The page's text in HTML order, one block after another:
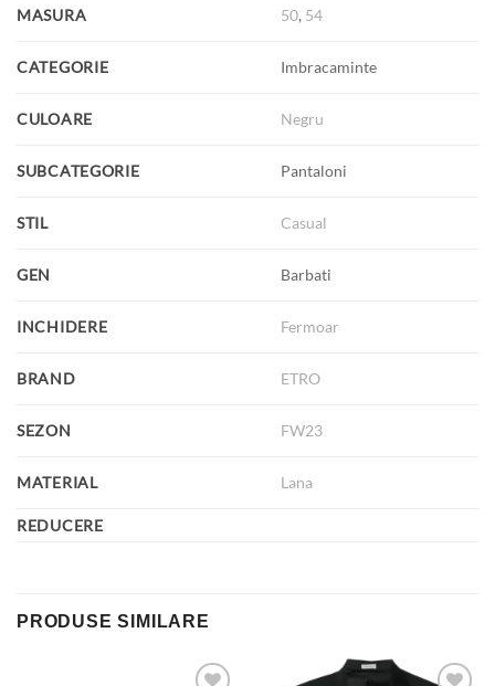
MASURA 50, 54
CATEGORIE Imbracaminte
CULOARE Negru
SUBCATEGORIE Pantaloni
STIL Casual
GEN Barbati
INCHIDERE Fermoar
BRAND ETRO
SEZON FW23
MATERIAL Lana
REDUCERE
PRODUSE SIMILARE